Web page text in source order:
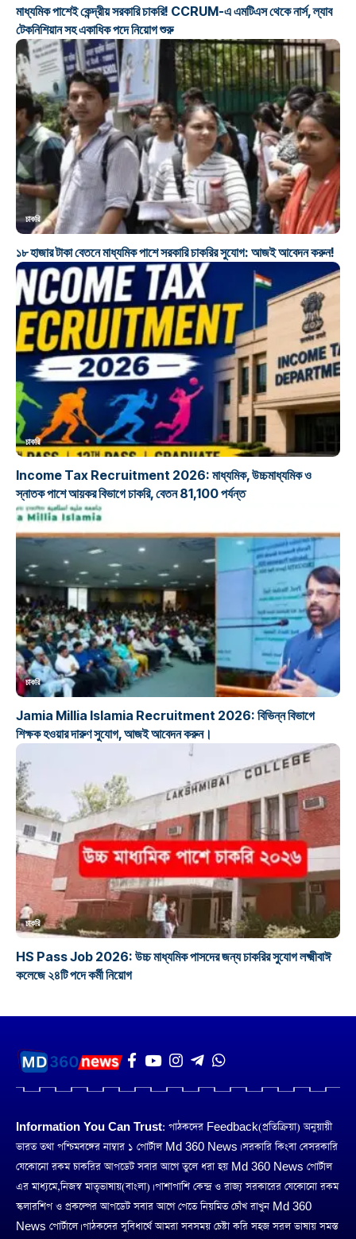
মাধ্যমিক পাশেই কেন্দ্রীয় সরকারি চাকরি! CCRUM-এ এমটিএস থেকে নার্স, ল্যাব
টেকনিশিয়ান সহ একাধিক পদে নিয়োগ শুরু
চাকরি
১৮ হাজার টাকা বেতনে মাধ্যমিক পাশে সরকারি চাকরির সুযোগ: আজই আবেদন করুন!
চাকরি
Income Tax Recruitment 2026: মাধ্যমিক, উচ্চমাধ্যমিক ও
স্নাতক পাশে আয়কর বিভাগে চাকরি, বেতন 81,100 পর্যন্ত
চাকরি
Jamia Millia Islamia Recruitment 2026: বিভিন্ন বিভাগে
শিক্ষক হওয়ার দারুণ সুযোগ, আজই আবেদন করুন।
চাকরি
HS Pass Job 2026: উচ্চ মাধ্যমিক পাসদের জন্য চাকরির সুযোগ লক্ষ্মীবাঈ
কলেজে ২৪টি পদে কর্মী নিয়োগ
Information You Can Trust: পাঠকদের Feedback(প্রতিক্রিয়া) অনুয়ায়ী
ভারত তথা পশ্চিমবঙ্গের নাম্বার ১ পোর্টাল Md 360 News। সরকারি কিংবা বেসরকারি
যেকোনো রকম চাকরির আপডেট সবার আগে তুলে ধরা হয় Md 360 News পোর্টাল
এর মাধ্যমে,নিজস্ব মাতৃভাষায়(বাংলা)। পাশাপাশি কেন্দ্র ও রাজ্য সরকারের যেকোনো রকম
স্কলারশিপ ও প্রকল্পের আপডেট সবার আগে পেতে নিয়মিত চোঁখ রাখুন Md 360
News পোর্টালে। পাঠকদের সুবিধার্থে আমরা সবসময় চেষ্টা করি সহজ সরল ভাষায় সমস্ত